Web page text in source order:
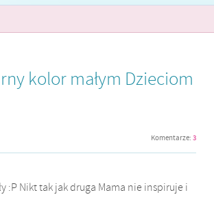
kolor małym Dzieciom
Komentarze: 3
:P Nikt tak jak druga Mama nie inspiruje i